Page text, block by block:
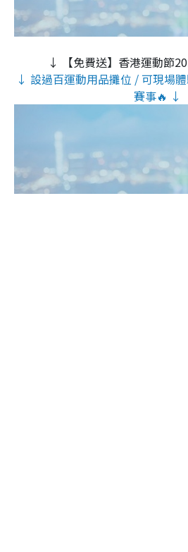
↓ 【免費送】香港運動節
↓ 設過百運動用品攤位 / 可現場
賽事🔥 ↓